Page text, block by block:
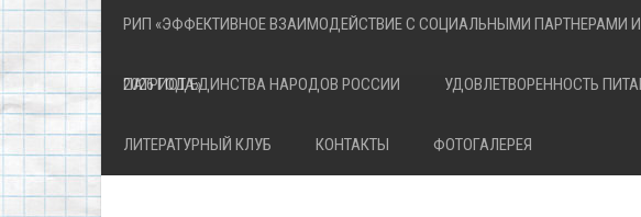
РИП «ЭФФЕКТИВНОЕ ВЗАИМОДЕЙСТВИЕ С СОЦИАЛЬНЫМИ
ПАТРИОТА»
2026 ГОД ЕДИНСТВА НАРОДОВ РОССИИ УДОВЛЕТВОРЕННОСТЬ
ЛИТЕРАТУРНЫЙ КЛУБ КОНТАКТЫ ФОТОГАЛЕРЕЯ